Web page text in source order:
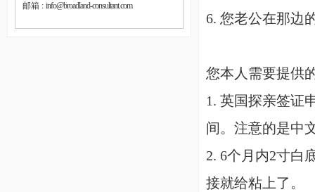
邮箱 : info@broadland-consultant.com
6. 您老公在那边
您本人需要提供
1. 英国探亲签证
间。注意的是中
2. 6个月内2寸白
接就给粘上了。